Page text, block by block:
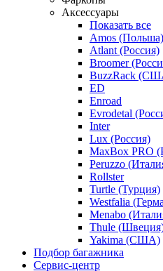
Аксессуары
Показать все
Amos (Польша)
Atlant (Россия)
Broomer
BuzzRack
ED
Enroad
Evrodetal
Inter
Lux (Россия)
MaxBox PRO
Peruzzo
Rollster
Turtle (Турция)
Westfalia
Menabo
Thule
Yakima (США)
Подбор багажника
Сервис-центр